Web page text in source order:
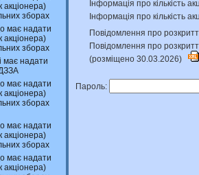
акціонера)
зборах
має надати
акціонера)
зборах
має надати
має надати
акціонера)
зборах
має надати
акціонера)
зборах
має надати
акціонера)
Інформація про кількість
Інформація про кількість
Повідомлення про
Повідомлення про
(розміщено 30.03.2026)
Пароль: